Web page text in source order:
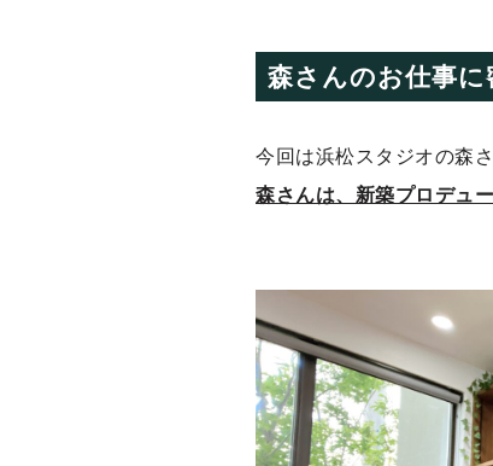
森さんのお仕事に
今回は浜松スタジオの森
森さんは、新築プロデュ